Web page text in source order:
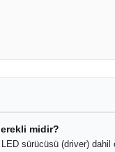
midir?
sürücüsü (driver) dahil